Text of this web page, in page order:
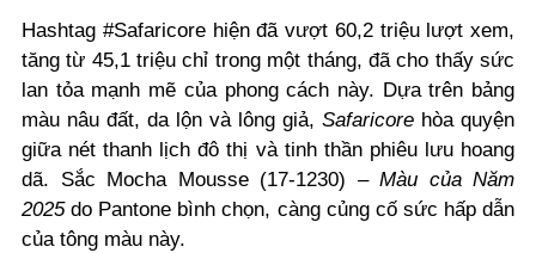
Hashtag #Safaricore hiện đã vượt 60,2 triệu lượt xem,
tăng từ 45,1 triệu chỉ trong một tháng, đã cho thấy sức
lan tỏa mạnh mẽ của phong cách này. Dựa trên bảng
màu nâu đất, da lộn và lông giả, Safaricore hòa quyện
giữa nét thanh lịch đô thị và tinh thần phiêu lưu hoang
dã. Sắc Mocha Mousse (17-1230) – Màu của Năm
2025do Pantone bình chọn, càng củng cố sức hấp dẫn
của tông màu này.